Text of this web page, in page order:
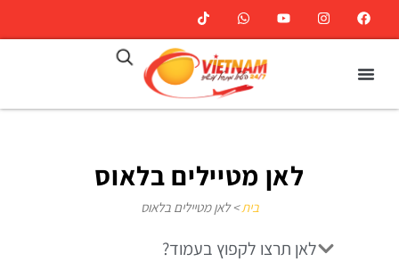
לאן מטיילים בלאוס
בית>לאן מטיילים בלאוס
לאן תרצו לקפוץ בעמוד?